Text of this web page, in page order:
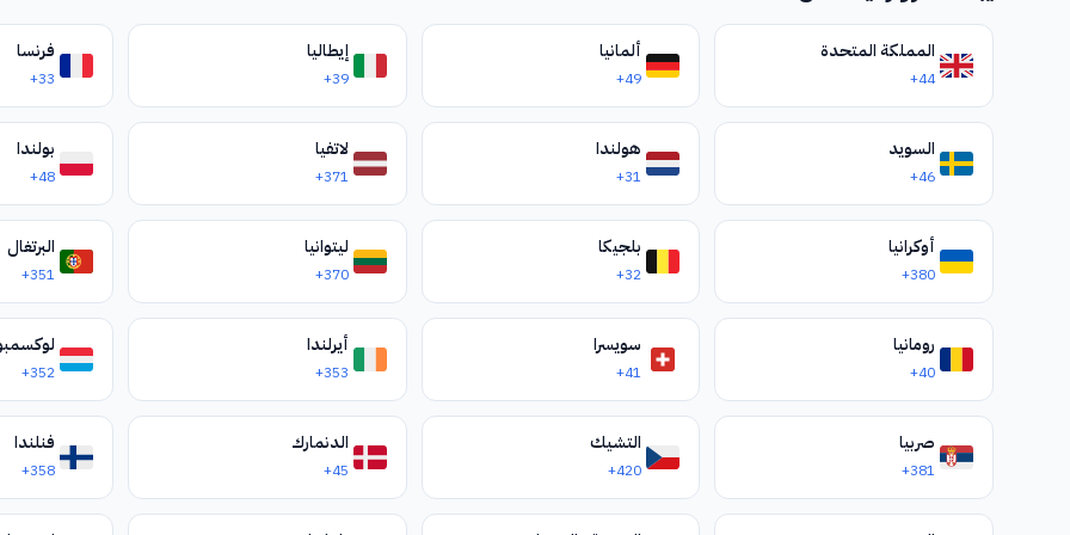
المملكة المتحدة
+44
ألمانيا
+49
إيطاليا
+39
فرنسا
+33
السويد
+46
هولندا
+31
لاتفيا
+371
بولندا
+48
أوكرانيا
+380
بلجيكا
+32
ليتوانيا
+370
البرتغال
+351
رومانيا
+40
سويسرا
+41
أيرلندا
+353
+352
صربيا
+381
التشيك
+420
الدنمارك
+45
فنلندا
+358